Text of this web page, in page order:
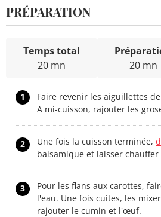
PRÉPARATION
Temps total
20 mn
20 mn
1
Faire revenir les aiguillettes
A mi-cuisson, rajouter les
2 Une fois la cuisson terminée,
balsamique et laisser
3
Pour les flans aux carottes,
l'eau. Une fois cuites, les
rajouter le cumin et l'œuf.